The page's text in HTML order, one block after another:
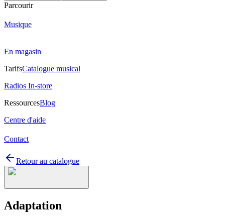
Parcourir
Musique
En magasin
TarifsCatalogue musical
Radios In-store
RessourcesBlog
Centre d'aide
Contact
Retour au catalogue
Adaptation